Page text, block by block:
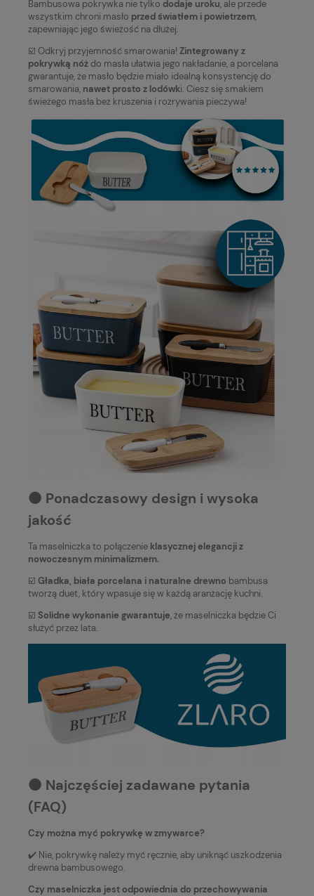
Bambusowa pokrywka nie tylko dodaje uroku, ale przede
wszystkim chroni masło przed światłem i powietrzem,
zapewniając jego świeżość na dłużej.
☑️ Odkryj przyjemność smarowania! Zintegrowany z
pokrywką nóżdo masła ułatwia jego nakładanie, a porcelana
gwarantuje, że masło będzie miało idealną konsystencję do
smarowania, nawet prosto z lodówki. Ciesz się smakiem
świeżego masła bez kruszenia i rozrywania pieczywa!
⚫️ Ponadczasowy design i wysoka
jakość
Ta maselniczka to połączenie klasycznej elegancji z
nowoczesnym minimalizmem.
☑️ Gładka, biała porcelana i naturalne drewno bambusa
tworzą duet, który wpasuje się w każdą aranżację kuchni.
☑️ Solidne wykonanie gwarantuje, że maselniczka będzie Ci
służyć przez lata.
⚫️ Najczęściej zadawane pytania
(FAQ)
Czy można myć pokrywkę w zmywarce?
✔️ Nie, pokrywkę należy myć ręcznie, aby uniknąć uszkodzenia
drewna bambusowego.
Czy maselniczka jest odpowiednia do przechowywania